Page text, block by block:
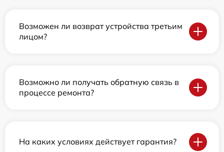
Возможен ли возврат устройства третьим
лицом?
Возможно ли получать обратную связь в
процессе ремонта?
На каких условиях действует гарантия?